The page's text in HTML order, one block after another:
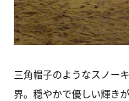
三角帽子のようなスノー
界。穏やかで優しい輝き